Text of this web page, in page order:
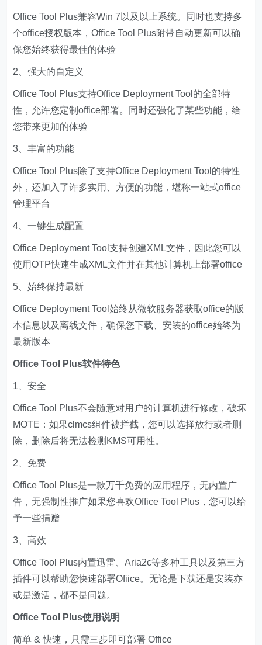
Office Tool Plus兼容Win 7以及以上系统。同时也支持多
个office授权版本，Office Tool Plus附带自动更新可以确
保您始终获得最佳的体验
2、强大的自定义
Office Tool Plus支持Office Deployment Tool的全部特
性，允许您定制office部署。同时还强化了某些功能，给
您带来更加的体验
3、丰富的功能
Office Tool Plus除了支持Office Deployment Tool的特性
外，还加入了许多实用、方便的功能，堪称一站式office
管理平台
4、一键生成配置
Office Deployment Tool支持创建XML文件，因此您可以
使用OTP快速生成XML文件并在其他计算机上部署office
5、始终保持最新
Office Deployment Tool始终从微软服务器获取office的版
本信息以及离线文件，确保您下载、安装的office始终为
最新版本
Office Tool Plus软件特色
1、安全
Office Tool Plus不会随意对用户的计算机进行修改，破坏
MOTE：如果clmcs组件被拦截，您可以选择放行或者删
除，删除后将无法检测KMS可用性。
2、免费
Office Tool Plus是一款万千免费的应用程序，无内置广
告，无强制性推广如果您喜欢Office Tool Plus，您可以给
予一些捐赠
3、高效
Office Tool Plus内置迅雷、Aria2c等多种工具以及第三方
插件可以帮助您快速部署Ofiice。无论是下载还是安装亦
或是激活，都不是问题。
Office Tool Plus使用说明
简单 & 快速，只需三步即可部署 Office